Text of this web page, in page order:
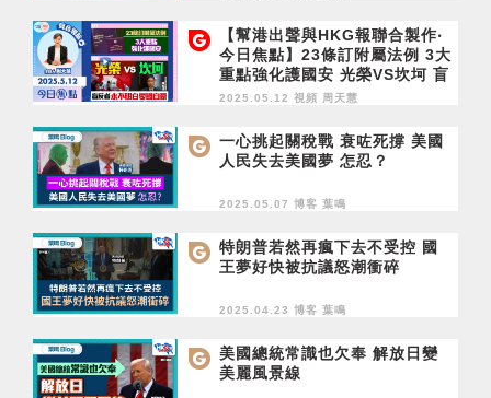
【幫港出聲與HKG報聯合製作‧
今日焦點】23條訂附屬法例 3大
重點強化護國安 光榮VS坎坷 盲
反者永不明白愛國自豪
2025.05.12 視頻 周天慧
一心挑起關稅戰 衰咗死撐 美國
人民失去美國夢 怎忍？
2025.05.07 博客 葉鳴
特朗普若然再瘋下去不受控 國
王夢好快被抗議怒潮衝碎
2025.04.23 博客 葉鳴
美國總統常識也欠奉 解放日變
美麗風景線